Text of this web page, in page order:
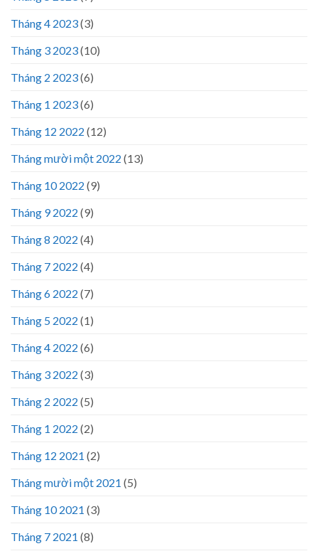
Tháng 4 2023(3)
Tháng 3 2023(10)
Tháng 2 2023(6)
Tháng 1 2023(6)
Tháng 12 2022 (12)
Tháng mười một 2022 (13)
Tháng 10 2022 (9)
Tháng 9 2022 (9)
Tháng 8 2022 (4)
Tháng 7 2022 (4)
Tháng 6 2022 (7)
Tháng 5 2022 (1)
Tháng 4 2022 (6)
Tháng 3 2022 (3)
Tháng 2 2022 (5)
Tháng 1 2022 (2)
Tháng 12 2021 (2)
Tháng mười một 2021 (5)
Tháng 10 2021 (3)
Tháng 7 2021 (8)